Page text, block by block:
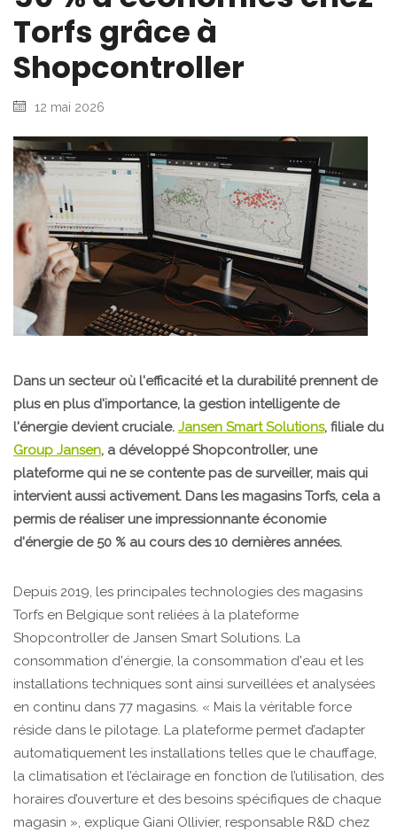
Torfs grâce à
Shopcontroller
12 mai 2026
Dans un secteur où l'efficacité et la durabilité prennent de
plus en plus d'importance, la gestion intelligente de
l'énergie devient cruciale. Jansen Smart Solutions, filiale du
Group Jansen, a développé Shopcontroller, une
plateforme qui ne se contente pas de surveiller, mais qui
intervient aussi activement. Dans les magasins Torfs, cela a
permis de réaliser une impressionnante économie
d'énergie de 50 % au cours des 10 dernières années.
Depuis 2019, les principales technologies des magasins
Torfs en Belgique sont reliées à la plateforme
Shopcontroller de Jansen Smart Solutions. La
consommation d'énergie, la consommation d'eau et les
installations techniques sont ainsi surveillées et analysées
en continu dans 77 magasins. « Mais la véritable force
réside dans le pilotage. La plateforme permet d’adapter
automatiquement les installations telles que le chauffage,
la climatisation et l’éclairage en fonction de l’utilisation, des
horaires d’ouverture et des besoins spécifiques de chaque
magasin », explique Giani Ollivier, responsable R&D chez